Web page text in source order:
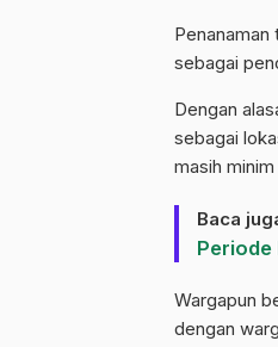
sebagai
Dengan
sebagai
masih
Baca
Periode
Wargapun
dengan